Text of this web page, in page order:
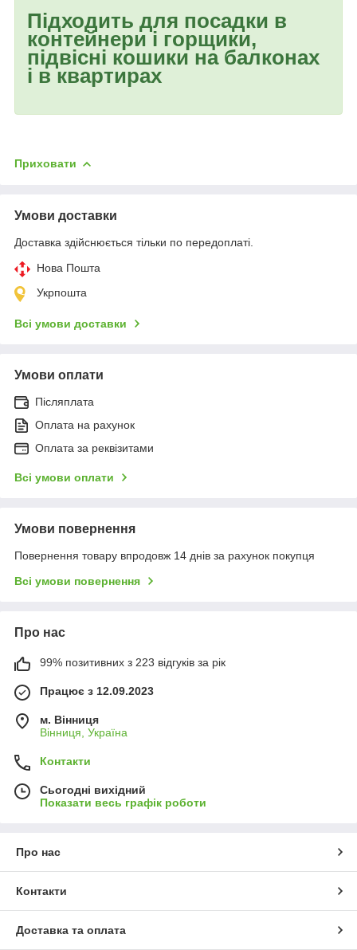
Підходить для посадки в
контейнери і горщики,
підвісні кошики на балконах
і в квартирах
Приховати
Умови доставки
Доставка здійснюється тільки по передоплаті.
Нова Пошта
Укрпошта
Всі умови доставки
Умови оплати
Післяплата
Оплата на рахунок
Оплата за реквізитами
Всі умови оплати
Умови повернення
Повернення товару впродовж 14 днів за рахунок покупця
Всі умови повернення
Про нас
99% позитивних з 223 відгуків за рік
Працює з 12.09.2023
м. Вінниця
Вінниця, Україна
Контакти
Сьогодні вихідний
Показати весь графік роботи
Про нас
Контакти
Доставка та оплата